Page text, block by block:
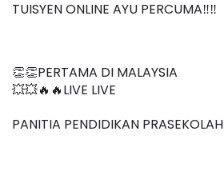
TUISYEN ONLINE AYU PERCUMA‼️‼️
👏👏PERTAMA DI MALAYSIA
💥💥🔥🔥LIVE LIVE
PANITIA PENDIDIKAN PRASEKOLAH